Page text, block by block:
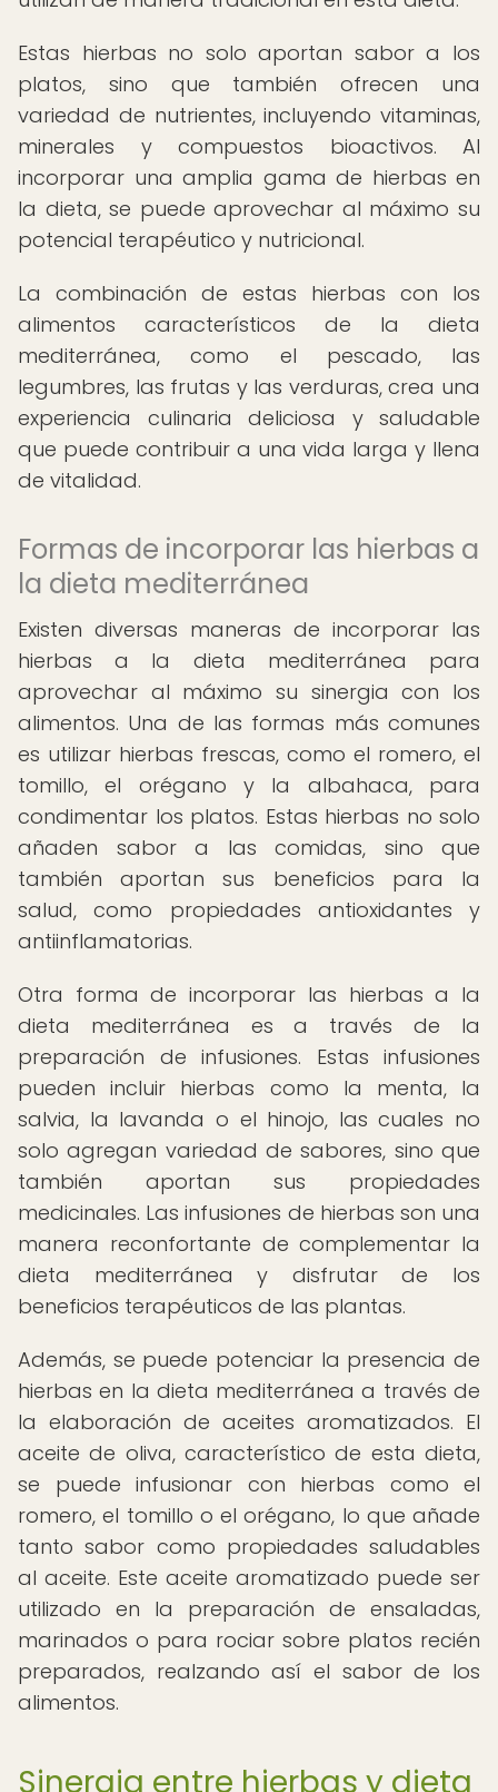
Estas hierbas no solo aportan sabor a los
platos, sino que también ofrecen una
variedad de nutrientes, incluyendo vitaminas,
minerales y compuestos bioactivos. Al
incorporar una amplia gama de hierbas en
la dieta, se puede aprovechar al máximo su
potencial terapéutico y nutricional.
La combinación de estas hierbas con los
alimentos característicos de la dieta
mediterránea, como el pescado, las
legumbres, las frutas y las verduras, crea una
experiencia culinaria deliciosa y saludable
que puede contribuir a una vida larga y llena
de vitalidad.
Formas de incorporar las hierbas a
la dieta mediterránea
Existen diversas maneras de incorporar las
hierbas a la dieta mediterránea para
aprovechar al máximo su sinergia con los
alimentos. Una de las formas más comunes
es utilizar hierbas frescas, como el romero, el
tomillo, el orégano y la albahaca, para
condimentar los platos. Estas hierbas no solo
añaden sabor a las comidas, sino que
también aportan sus beneficios para la
salud, como propiedades antioxidantes y
antiinflamatorias.
Otra forma de incorporar las hierbas a la
dieta mediterránea es a través de la
preparación de infusiones. Estas infusiones
pueden incluir hierbas como la menta, la
salvia, la lavanda o el hinojo, las cuales no
solo agregan variedad de sabores, sino que
también aportan sus propiedades
medicinales. Las infusiones de hierbas son una
manera reconfortante de complementar la
dieta mediterránea y disfrutar de los
beneficios terapéuticos de las plantas.
Además, se puede potenciar la presencia de
hierbas en la dieta mediterránea a través de
la elaboración de aceites aromatizados. El
aceite de oliva, característico de esta dieta,
se puede infusionar con hierbas como el
romero, el tomillo o el orégano, lo que añade
tanto sabor como propiedades saludables
al aceite. Este aceite aromatizado puede ser
utilizado en la preparación de ensaladas,
marinados o para rociar sobre platos recién
preparados, realzando así el sabor de los
alimentos.
Sinergia entre hierbas y dieta